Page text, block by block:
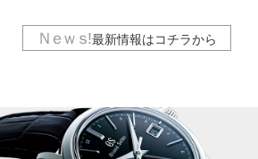
Ｎｅｗｓ!最新情報はコチラから